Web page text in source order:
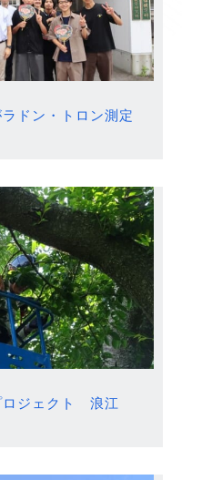
ドン・トロン測定
ロジェクト 浪江